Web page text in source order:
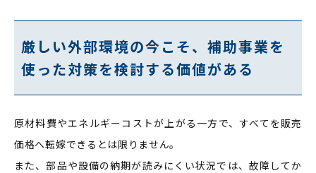
厳しい外部環境の今こそ、補助事業を
使った対策を検討する価値がある
原材料費やエネルギーコストが上がる一方で、すべてを販売
価格へ転嫁できるとは限りません。
また、部品や設備の納期が読みにくい状況では、故障してか